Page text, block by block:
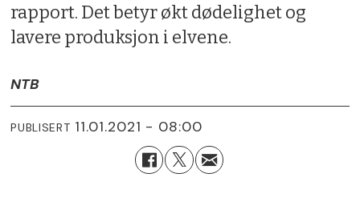
rapport. Det betyr økt dødelighet og
lavere produksjon i elvene.
NTB
PUBLISERT 11.01.2021 - 08:00